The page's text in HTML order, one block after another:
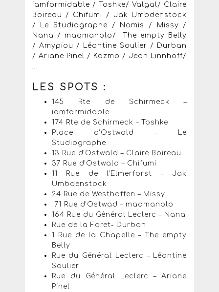
iamformidable / Toshke/ Valgal/ Claire
Boireau / Chifumi / Jak Umbdenstock
/ Le Studiographe / Nomis / Missy /
Nana / maqmanolo/ The empty Belly
/ Amypiou / Léontine Soulier / Durban
/ Ariane Pinel / Kozmo / Jean Linnhoff/
LES SPOTS :
145 Rte de Schirmeck –
iamformidable
174 Rte de Schirmeck – Toshke
Place d’Ostwald – Le
Studiographe
13 Rue d’Ostwald – Claire Boireau
37 Rue d’Ostwald – Chifumi
11 Rue de l’Elmerforst – Jak
Umbdenstock
24 Rue de Westhoffen – Missy
71 Rue d’Ostwad – maqmanolo
164 Rue du Général Leclerc – Nana
Rue de la Foret- Durban
1 Rue de la Chapelle – The empty
Belly
Rue du Général Leclerc – Léontine
Soulier
Rue du Général Leclerc – Ariane
Pinel